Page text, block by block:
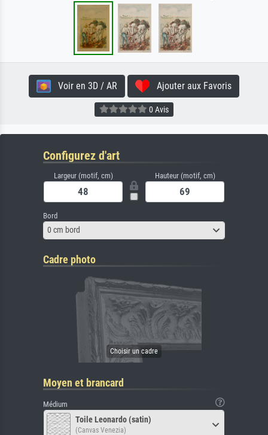
Voir en 3D / AR Ajouter aux Favoris
0 Avis
Configurez d'art
Largeur (motif, cm) Hauteur (motif, cm)
Bord
0 cm bord
Cadre photo
Moyen et brancard
Médium
Toile Leonardo (satin)
(Canvas Venezia)